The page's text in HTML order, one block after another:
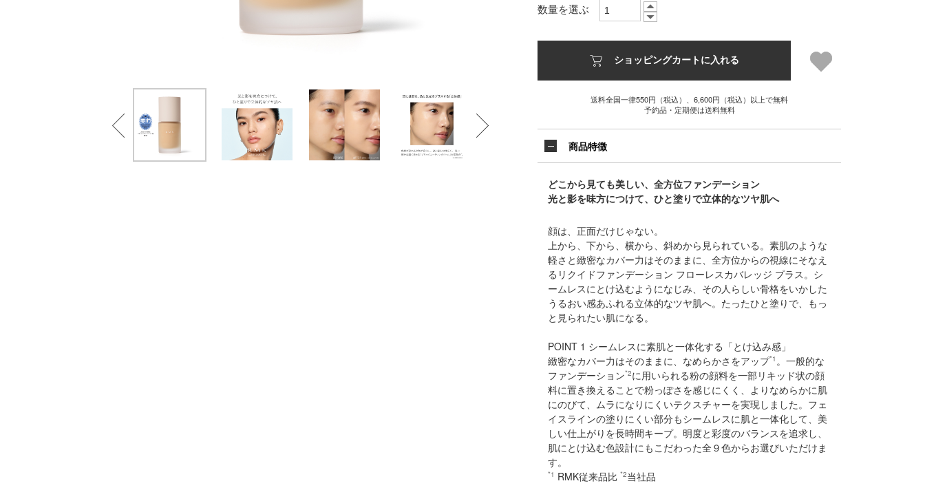
数量を選ぶ
ショッピングカートに入れる
送料全国一律550円（税込）、6,600円（税込）以上で無料
予約品・定期便は送料無料
商品特徴
どこから見ても美しい、全方位ファンデーション
光と影を味方につけて、ひと塗りで立体的なツヤ肌へ
顔は、正面だけじゃない。
上から、下から、横から、斜めから見られている。素肌のような
軽さと緻密なカバー力はそのままに、全方位からの視線にそなえ
るリクイドファンデーション フローレスカバレッジ プラス。シ
ームレスにとけ込むようになじみ、その人らしい骨格をいかした
うるおい感あふれる立体的なツヤ肌へ。たったひと塗りで、もっ
と見られたい肌になる。
POINT 1 シームレスに素肌と一体化する「とけ込み感」
緻密なカバー力はそのままに、なめらかさをアップ*1 。一般的な
ファンデーション*2に用いられる粉の顔料を一部リキッド状の顔
料に置き換えることで粉っぽさを感じにくく、よりなめらかに肌
にのびて、ムラになりにくいテクスチャーを実現しました。フェ
イスラインの塗りにくい部分もシームレスに肌と一体化して、美
しい仕上がりを長時間キープ。明度と彩度のバランスを追求し、
肌にとけ込む色設計にもこだわった全９色からお選びいただけま
す。
*1 RMK従来品比*2当社品